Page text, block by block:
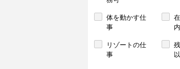
体を動かす仕
事
リゾートの仕
事